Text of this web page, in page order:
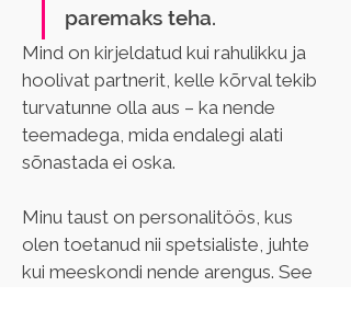
paremaks teha.
Mind on kirjeldatud kui rahulikku ja
hoolivat partnerit, kelle kõrval tekib
turvatunne olla aus – ka nende
teemadega, mida endalegi alati
sõnastada ei oska.
Minu taust on personalitöös, kus
olen toetanud nii spetsialiste, juhte
kui meeskondi nende arengus. See